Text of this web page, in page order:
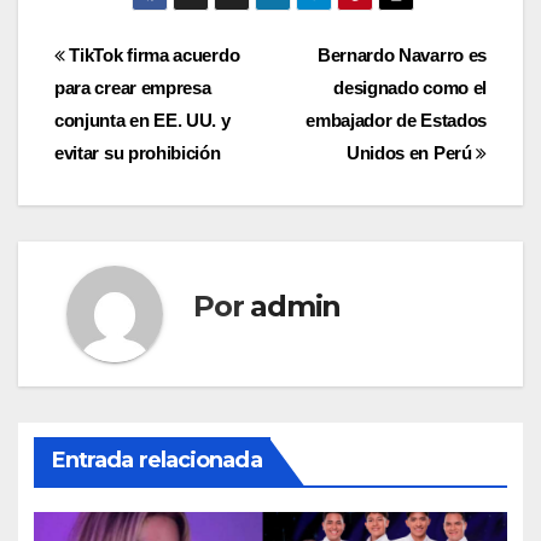
Navegación
de
entradas
Bernardo Navarro es
designado como el
embajador de Estados
Unidos en Perú
TikTok firma acuerdo
para crear empresa
conjunta en EE. UU. y
evitar su prohibición
Por admin
Entrada relacionada